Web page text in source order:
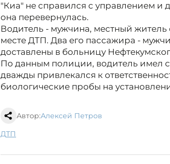
"Киа" не справился с управлением и
она перевернулась.
Водитель - мужчина, местный житель
месте ДТП. Два его пассажира -
доставлены в больницу
По данным полиции, водитель имел
дважды привлекался к
биологические пробы на
Автор:Алексей Петров
ДТП